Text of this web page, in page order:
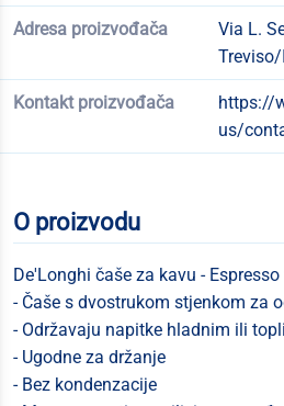
Adresa proizvođača
Via L.
Kontakt proizvođača
https://
us/
O proizvodu
De'Longhi čaše za kavu -
- Čaše s dvostrukom stjenkom za
- Održavaju napitke hladnim ili
- Ugodne za držanje
- Bez kondenzacije